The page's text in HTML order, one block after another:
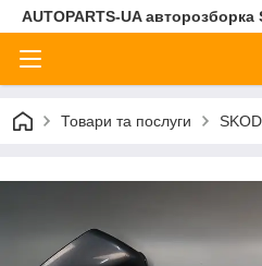
AUTOPARTS-UA авторозборка
Товари та послуги